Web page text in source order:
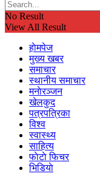
No Result
View All Result
हाेमपेज
मुख्य खबर
समाचार
स्थानीय समाचार
मनाेरञ्जन
खेलकुद
पत्रपत्रिका
विश्व
स्वास्थ्य
साहित्य
फाेटाे फिचर
भिडियाे